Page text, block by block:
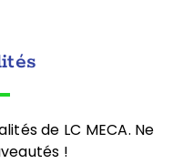
de LC MECA. Ne
!